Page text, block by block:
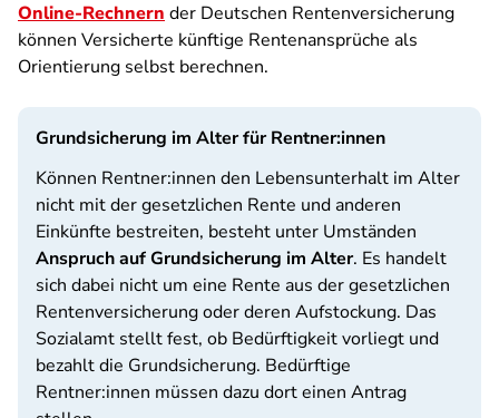
Online-Rechnern der Deutschen Rentenversicherung
können Versicherte künftige Rentenansprüche als
Orientierung selbst berechnen.
Grundsicherung im Alter für Rentner:innen
Können Rentner:innen den Lebensunterhalt im Alter
nicht mit der gesetzlichen Rente und anderen
Einkünfte bestreiten, besteht unter Umständen
Anspruch auf Grundsicherung im Alter. Es handelt
sich dabei nicht um eine Rente aus der gesetzlichen
Rentenversicherung oder deren Aufstockung. Das
Sozialamt stellt fest, ob Bedürftigkeit vorliegt und
bezahlt die Grundsicherung. Bedürftige
Rentner:innen müssen dazu dort einen Antrag